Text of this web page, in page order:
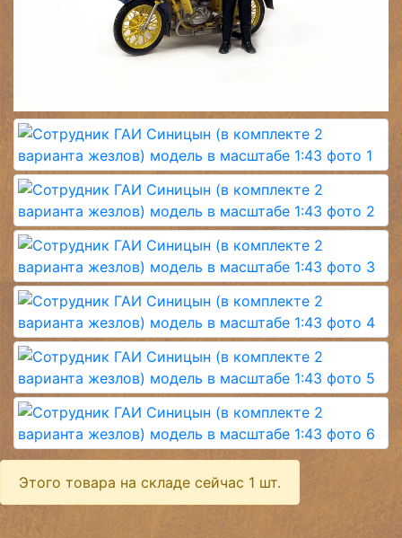
Этого товара на складе сейчас 1 шт.